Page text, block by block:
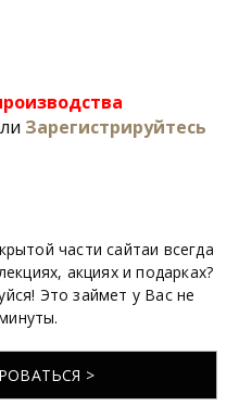
Зарегистрируйтесь
части сайтаи всегда
акциях и подарках?
Это займет у Вас не
>